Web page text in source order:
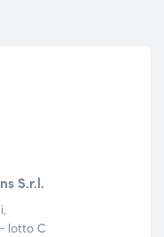
S.r.l.
lotto C